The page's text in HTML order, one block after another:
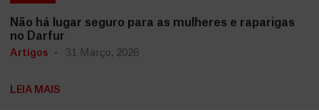
Não há lugar seguro para as mulheres e raparigas
no Darfur
Artigos 31 Março, 2026
LEIA MAIS